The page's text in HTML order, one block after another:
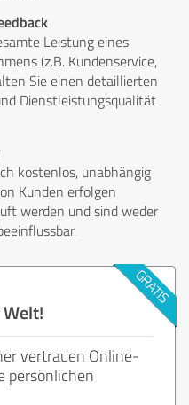
Leistung eines
(z.B. Kundenservice,
Sie einen detaillierten
Dienstleistungsqualität
kostenlos, unabhängig
Kunden erfolgen
werden und sind weder
vertrauen Online-
persönlichen